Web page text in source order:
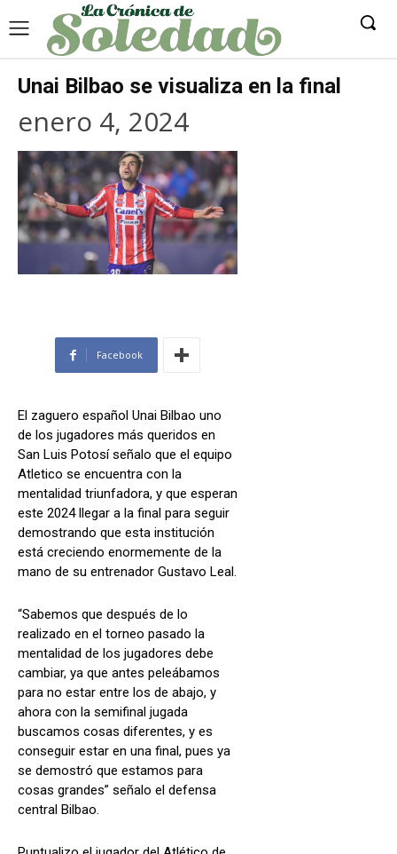
Unai Bilbao se visualiza en la final
enero 4, 2024
Facebook
El zaguero español Unai Bilbao uno
de los jugadores más queridos en
San Luis Potosí señalo que el equipo
Atletico se encuentra con la
mentalidad triunfadora, y que esperan
este 2024 llegar a la final para seguir
demostrando que esta institución
está creciendo enormemente de la
mano de su entrenador Gustavo Leal.
“Sabemos que después de lo
realizado en el torneo pasado la
mentalidad de los jugadores debe
cambiar, ya que antes peleábamos
para no estar entre los de abajo, y
ahora con la semifinal jugada
buscamos cosas diferentes, y es
conseguir estar en una final, pues ya
se demostró que estamos para
cosas grandes” señalo el defensa
central Bilbao.